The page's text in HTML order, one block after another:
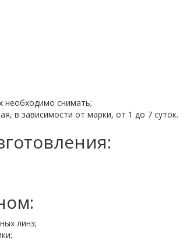
необходимо снимать;
в зависимости от марки, от 1 до 7 суток.
линз;